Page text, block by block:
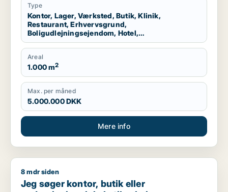
Type
Kontor, Lager, Værksted, Butik, Klinik,
Restaurant, Erhvervsgrund,
Boligudlejningsejendom, Hotel,
Produktionslokaler, Garage
Areal
1.000 m2
Max. per måned
5.000.000 DKK
Mere info
Jeg søger kontor, butik eller undervisningslokale til salg i
8 mdr siden
Jeg søger kontor, butik eller